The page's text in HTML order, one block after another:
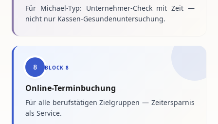
Für Michael-Typ: Unternehmer-Check mit Zeit —
nicht nur Kassen-Gesundenuntersuchung.
8 BLOCK 8
Online-Terminbuchung
Für alle berufstätigen Zielgruppen — Zeitersparnis
als Service.